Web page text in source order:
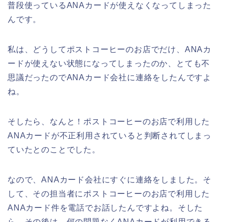
普段使っているANAカードが使えなくなってしまった
んです。
私は、どうしてポストコーヒーのお店でだけ、ANAカ
ードが使えない状態になってしまったのか、とても不
思議だったのでANAカード会社に連絡をしたんですよ
ね。
そしたら、なんと！ポストコーヒーのお店で利用した
ANAカードが不正利用されていると判断されてしまっ
ていたとのことでした。
なので、ANAカード会社にすぐに連絡をしました。そ
して、その担当者にポストコーヒーのお店で利用した
ANAカード件を電話でお話したんですよね。そした